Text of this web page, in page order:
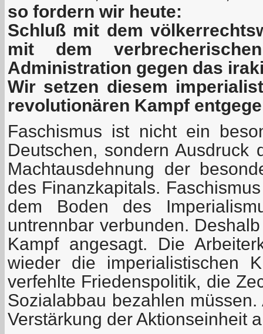
so fordern wir heute:
Schluß mit dem
mit dem
Administration gegen das
Wir setzen diesem
revolutionären Kampf
Faschismus ist nicht ein
Deutschen, sondern Ausdruck
Machtausdehnung der
des Finanzkapitals.
dem Boden des
untrennbar verbunden.
Kampf angesagt. Die
wieder die imperialistischen
verfehlte Friedenspolitik, die
Sozialabbau bezahlen
Verstärkung der Aktionseinheit